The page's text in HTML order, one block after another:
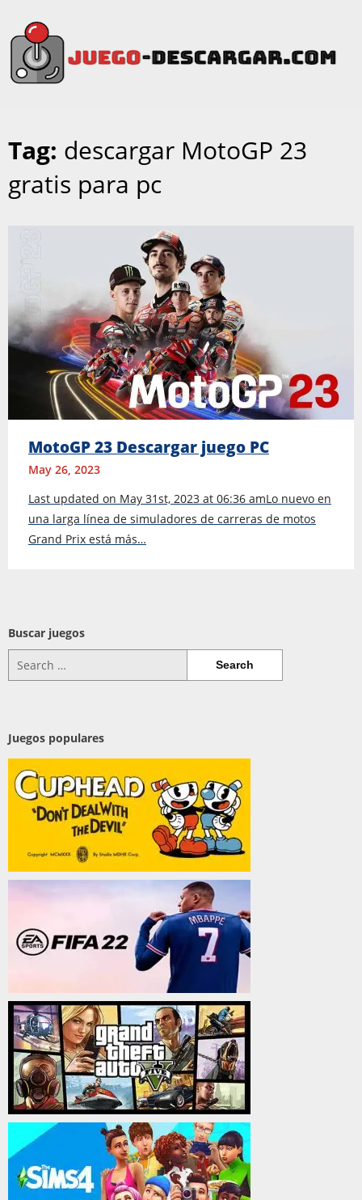
Tag: descargar MotoGP 23
gratis para pc
MotoGP 23 Descargar juego PC
May 26, 2023
Last updated on May 31st, 2023 at 06:36 amLo nuevo en
una larga línea de simuladores de carreras de motos
Grand Prix está más…
Buscar juegos
for:
Juegos populares